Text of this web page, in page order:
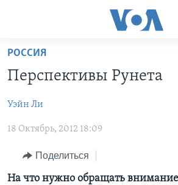
Перейти
основной
Перейти
навигации
ПРОГРАММЫ
АМЕРИКА
НОВОСТИ ЗА МИНУТУ
ИТОГИ
ПОЧЕМУ ЭТО ВАЖНО?
ПРОЕКТЫ
УЧИМ АНГЛИЙСКИЙ
НАША АМЕРИКАНСКАЯ ИСТОРИЯ
А КАК В АМЕРИКЕ?
ЭКСПЕРТИЗА
ИНТЕРВЬЮ
ФАКТЫ ПРОТИВ ФЕЙКОВ
РОССИЯ
Перспективы Рунета
Уэйн Ли
18 Октябрь, 2012 18:09
Поделиться
На что нужно обращать